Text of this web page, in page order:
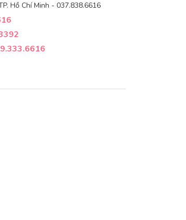
Hồ Chí Minh - 037.838.6616